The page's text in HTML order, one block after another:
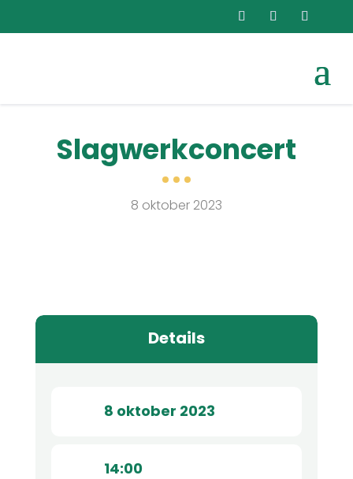
Slagwerkconcert
8 oktober 2023
Details
8 oktober 2023
14:00